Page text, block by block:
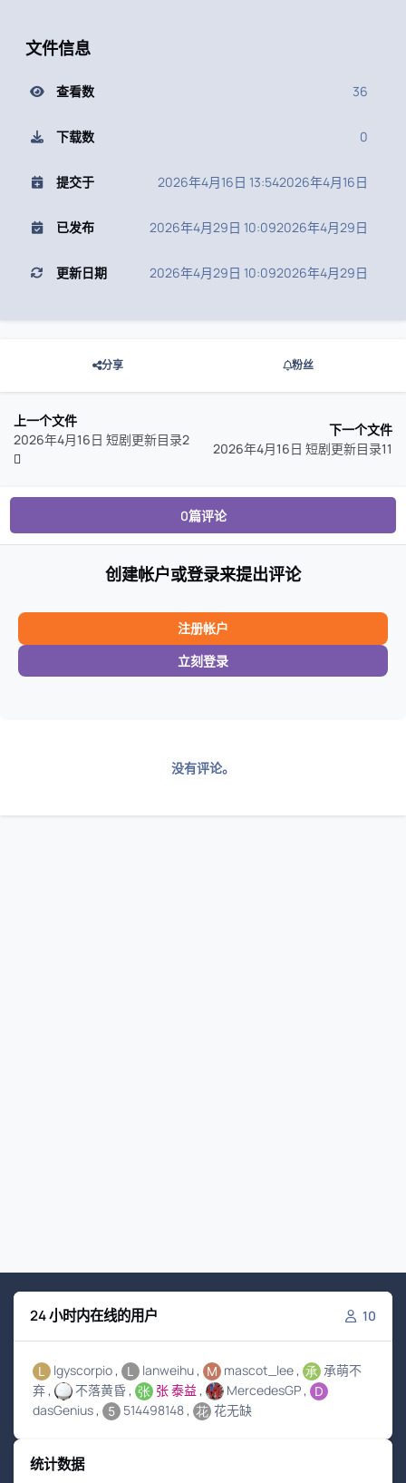
文件信息
查看数 36
下载数 0
提交于 2026年4月16日 13:542026年4月16日
已发布 2026年4月29日 10:092026年4月29日
更新日期 2026年4月29日 10:092026年4月29日
分享 粉丝
上一个文件
2026年4月16日 短剧更新目录2
下一个文件
2026年4月16日 短剧更新目录11
0篇评论
创建帐户或登录来提出评论
注册帐户
立刻登录
没有评论。
24 小时内在线的用户 10
lgyscorpio lanweihu mascot_lee
承萌不
弃
不落黄昏 张 泰益
MercedesGP
dasGenius
514498148 花无缺
统计数据